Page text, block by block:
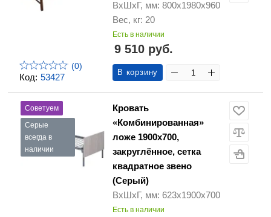
Код: 53427
(0)
ВхШхГ, мм: 800х1980х960
Вес, кг: 20
Есть в наличии
9 510 руб.
В корзину
Советуем
Серые
всегда в
наличии
Кровать
«Комбинированная»
ложе 1900х700,
закруглённое, сетка
квадратное звено
(Серый)
ВхШхГ, мм: 623х1900х700
Есть в наличии